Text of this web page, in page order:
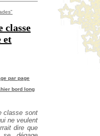
classe
et
par page
bord long
classe sont
ne veulent
dire que